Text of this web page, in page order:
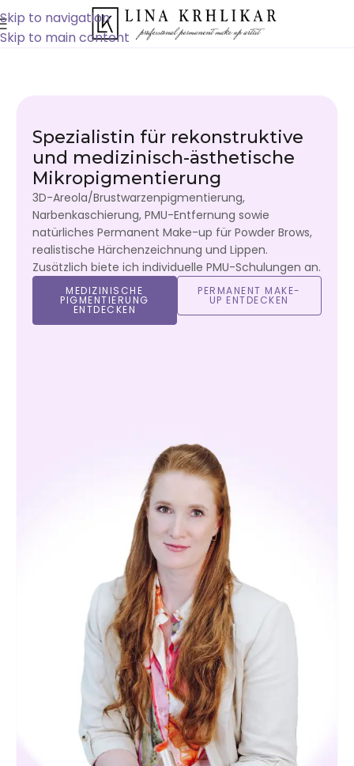
Skip to navigation
Skip to main content
Spezialistin für rekonstruktive
und medizinisch-ästhetische
Mikropigmentierung
3D-Areola/Brustwarzenpigmentierung,
Narbenkaschierung, PMU-Entfernung sowie
natürliches Permanent Make-up für Powder Brows,
realistische Härchenzeichnung und Lippen.
Zusätzlich biete ich individuelle PMU-Schulungen an.
MEDIZINISCHE
PIGMENTIERUNG
ENTDECKEN
PERMANENT MAKE-
UP ENTDECKEN